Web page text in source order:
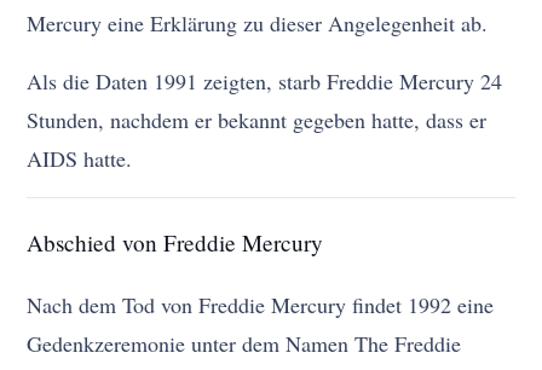
Mercury eine Erklärung zu dieser Angelegenheit ab.
Als die Daten 1991 zeigten, starb Freddie Mercury 24
Stunden, nachdem er bekannt gegeben hatte, dass er
AIDS hatte.
Abschied von Freddie Mercury
Nach dem Tod von Freddie Mercury findet 1992 eine
Gedenkzeremonie unter dem Namen The Freddie